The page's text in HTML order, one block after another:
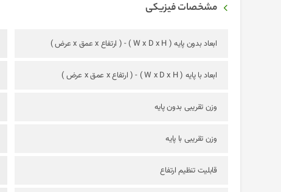
مشخصات فیزیکی
ابعاد بدون پایه ( W x D x H ) - ( ارتفاع x عمق x عرض )
ابعاد با پایه ( W x D x H ) - ( ارتفاع x عمق x عرض )
وزن تقریبی بدون پایه
وزن تقریبی با پایه
قابلیت تنظیم ارتفاع